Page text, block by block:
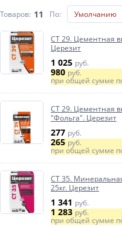
Товаров: 11 По: Умолчанию
CT 29. Цементная
Церезит
1 025 руб.
980руб.
при общей сумме
CT 29. Цементная
"Фольга". Церезит
277 руб.
265руб.
при общей сумме
CT 35.
25кг. Церезит
1 341 руб.
1 283руб.
при общей сумме